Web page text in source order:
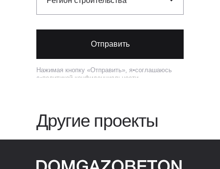
Отправить
Нажимая кнопку «Отправить», я⦁соглашаюсь
с⦁политикой конфиденциальности
Другие проекты